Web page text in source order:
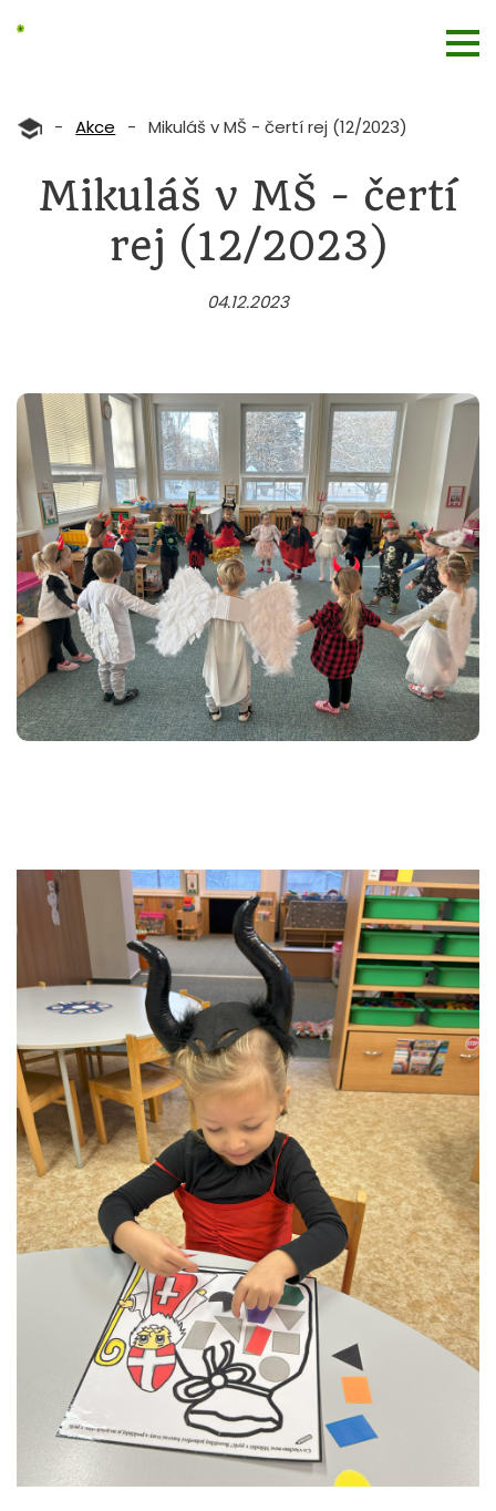
- Akce - Mikuláš v MŠ - čertí rej (12/2023)
Mikuláš v MŠ - čertí
rej (12/2023)
04.12.2023